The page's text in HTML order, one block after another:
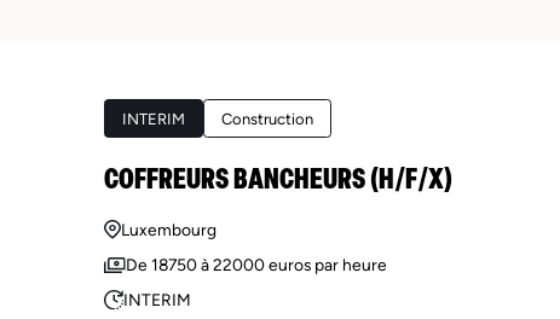
INTERIM Construction
COFFREURS BANCHEURS (H/F/X)
Luxembourg
De 18750 à 22000 euros par heure
INTERIM